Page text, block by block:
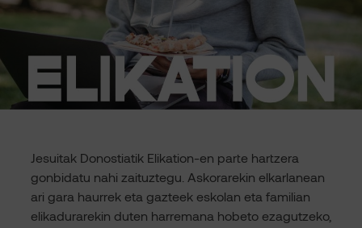
Jesuitak Donostiatik Elikation-en parte hartzera
gonbidatu nahi zaituztegu. Askorarekin elkarlanean
ari gara haurrek eta gazteek eskolan eta familian
elikadurarekin duten harremana hobeto ezagutzeko,